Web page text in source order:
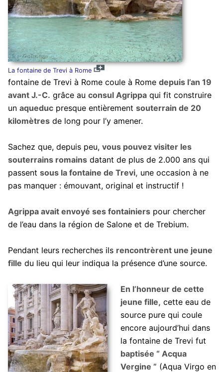
La fontaine de Trevi à Rome
fontaine de Trevi à Rome coule à Rome depuis l’an 19
avant J.-C. grâce au consul Agrippaqui fit construire
un aqueducpresque entièrement souterrain de 20
kilomètresde long pour l’y amener.
Sachez que, depuis peu, vous pouvez visiter les
souterrains romainsdatant de plus de 2.000 ans qui
passent sous la fontaine de Trevi, une occasion à ne
pas manquer : émouvant, original et instructif !
Agrippa avait envoyé ses fontainierspour chercher
de l’eau dans la région de Salone et de Trebium.
Pendant leurs recherches ils rencontrèrent une jeune
fille du lieu qui leur indiqua la présence d’une source.
En l’honneur de cette
jeune fille, cette eau de
source pure qui coule
encore aujourd’hui dans
la fontaine de Trevi fut
baptisée “ Acqua
Vergine ” (Aqua Virgo en